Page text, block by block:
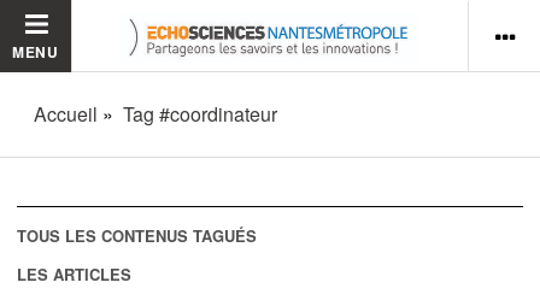
MENU
Accueil Tag #coordinateur
TOUS LES CONTENUS TAGUÉS
LES ARTICLES